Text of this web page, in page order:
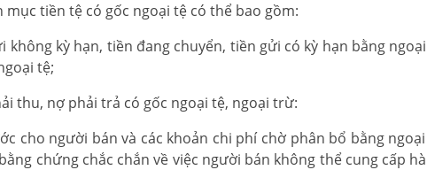
mục tiền tệ có gốc ngoại tệ có thể bao gồm:
không kỳ hạn, tiền đang chuyển, tiền gửi có kỳ hạn bằng
tệ;
thu, nợ phải trả có gốc ngoại tệ, ngoại trừ:
cho người bán và các khoản chi phí chờ phân bổ bằng
chứng chắc chắn về việc người bán không thể cung cấp